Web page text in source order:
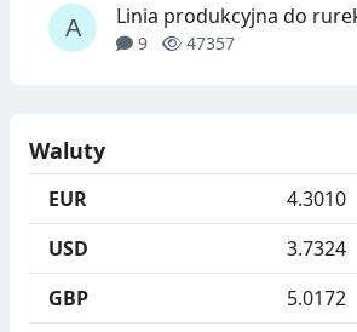
Linia produkcyjna do
9 47357
Waluty
EUR
4.3010
USD 3.7324
GBP 5.0172